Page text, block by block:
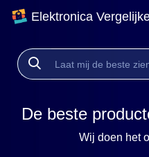
Elektronica
De beste
Wij doen het